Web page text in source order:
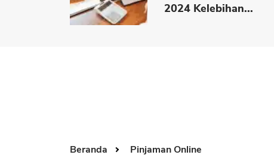
2024 Kelebihan...
Beranda Pinjaman Online